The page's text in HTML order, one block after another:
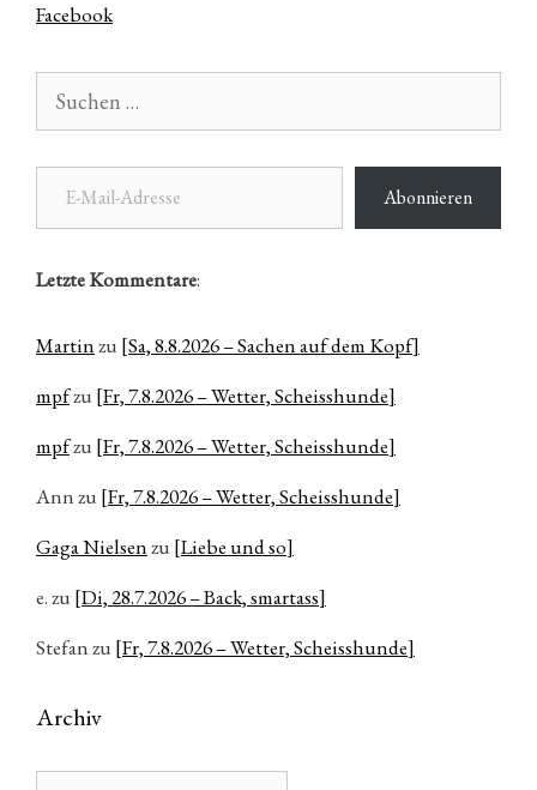
Facebook
nach:
E-Mail-Adresse
Abonnieren
Letzte Kommentare:
Martinzu [Sa, 8.8.2026 – Sachen auf dem Kopf]
mpfzu [Fr, 7.8.2026 – Wetter, Scheisshunde]
mpfzu [Fr, 7.8.2026 – Wetter, Scheisshunde]
Annzu [Fr, 7.8.2026 – Wetter, Scheisshunde]
Gaga Nielsenzu [Liebe und so]
e.zu [Di, 28.7.2026 – Back, smartass]
Stefanzu [Fr, 7.8.2026 – Wetter, Scheisshunde]
Archiv